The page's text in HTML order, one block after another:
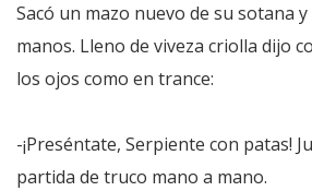
Sacó un mazo nuevo de su sotana
manos. Lleno de viveza criolla dijo
los ojos como en trance:
-¡Preséntate, Serpiente con patas!
partida de truco mano a mano.